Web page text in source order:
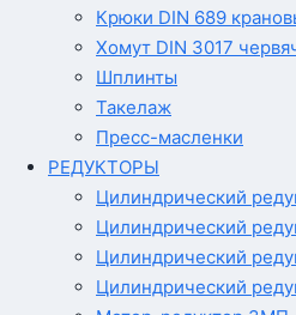
Крюки DIN 689
Хомут DIN 3017
Шплинты
Такелаж
Пресс-масленки
РЕДУКТОРЫ
Цилиндрический
Цилиндрический
Цилиндрический
Цилиндрический